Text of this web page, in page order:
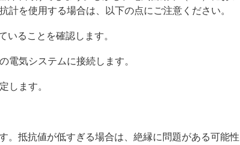
を使用する場合は、以下の点にご注意ください。
ることを確認します。
気システムに接続します。
します。
抵抗値が低すぎる場合は、絶縁に問題がある可能性